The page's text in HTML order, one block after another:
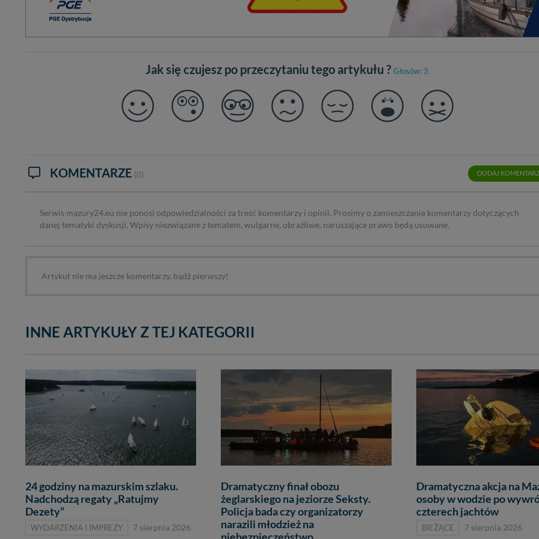
Jak się czujesz po przeczytaniu tego artykułu ? Głosów: 3
KOMENTARZE (0) DODAJ
Serwis mazury24.eu nie ponosi odpowiedzialności za treść komentarzy i opinii. Prosimy o zamieszczanie komentarzy dotyczących
danej tematyki dyskusji. Wpisy niezwiązane z tematem, wulgarne, obraźliwe, naruszające prawo będą usuwane.
Artykuł nie ma jeszcze komentarzy, bądź pierwszy!
INNE ARTYKUŁY Z TEJ KATEGORII
24 godziny na mazurskim szlaku.
Nadchodzą regaty „Ratujmy
Dezety”
WYDARZENIA I IMPREZY 7 sierpnia 2026
Dramatyczny finał obozu
żeglarskiego na jeziorze Seksty.
Policja bada czy organizatorzy
narazili młodzież na
Dramatyczna akcja na
osoby w wodzie po
czterech jachtów
BIEŻĄCE 7 sierpnia 2026